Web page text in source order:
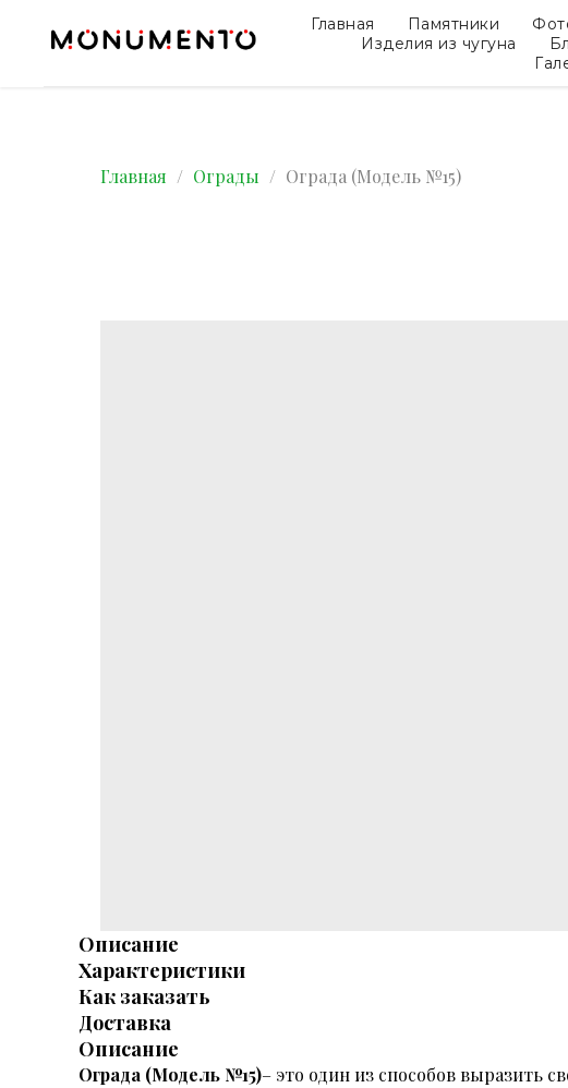
Главная Памятники
Изделия из чугуна
Главная Ограды Ограда (Модель №15)
Описание
Характеристики
Как заказать
Доставка
Описание
Ограда (Модель №15)– это один из способов выразить